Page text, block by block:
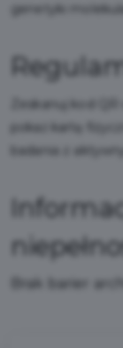
genetyki
Zeskanuj kod
pokaż kartę
badania z
Brak barier